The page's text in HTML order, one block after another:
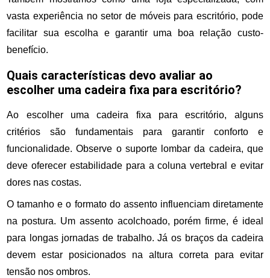
vasta experiência no setor de móveis para escritório, pode
facilitar sua escolha e garantir uma boa relação custo-
benefício.
Quais características devo avaliar ao
escolher uma cadeira fixa para escritório?
Ao escolher uma cadeira fixa para escritório, alguns
critérios são fundamentais para garantir conforto e
funcionalidade. Observe o suporte lombar da cadeira, que
deve oferecer estabilidade para a coluna vertebral e evitar
dores nas costas.
O tamanho e o formato do assento influenciam diretamente
na postura. Um assento acolchoado, porém firme, é ideal
para longas jornadas de trabalho. Já os braços da cadeira
devem estar posicionados na altura correta para evitar
tensão nos ombros.